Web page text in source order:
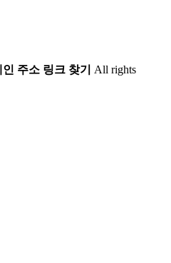
주소 링크 찾기 All rights